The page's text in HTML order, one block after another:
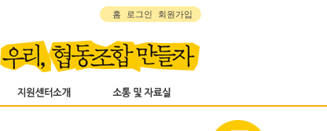
홈 로그인 회원가입